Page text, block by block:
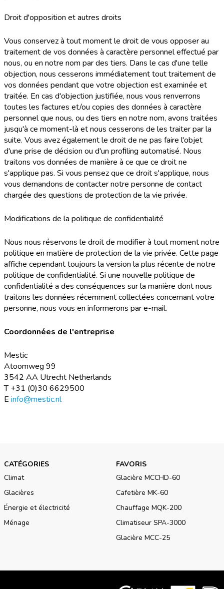
Droit d'opposition et autres droits
Vous conservez à tout moment le droit de vous opposer au
traitement de vos données à caractère personnel effectué par
nous, ou en notre nom par des tiers. Dans le cas d'une telle
objection, nous cesserons immédiatement tout traitement de
vos données pendant que votre objection est examinée et
traitée. En cas d'objection justifiée, nous vous renverrons
toutes les factures et/ou copies des données à caractère
personnel que nous, ou des tiers en notre nom, avons traitées
jusqu'à ce moment-là et nous cesserons de les traiter par la
suite. Vous avez également le droit de ne pas faire l'objet
d'une prise de décision ou d'un proﬁling automatisé. Nous
traitons vos données de manière à ce que ce droit ne
s'applique pas. Si vous pensez que ce droit s'applique, nous
vous demandons de contacter notre personne de contact
chargée des questions de protection de la vie privée.
Modifications de la politique de confidentialité
Nous nous réservons le droit de modifier à tout moment notre
politique en matière de protection de la vie privée. Cette page
affiche cependant toujours la version la plus récente de notre
politique de confidentialité. Si une nouvelle politique de
confidentialité a des conséquences sur la manière dont nous
traitons les données récemment collectées concernant votre
personne, nous vous en informerons par e-mail.
Coordonnées de l'entreprise
Mestic
Atoomweg 99
3542 AA Utrecht Netherlands
T +31 (0)30 6629500
E info@mestic.nl
CATÉGORIES
Climat
Glacières
Énergie et électricité
Ménage
FAVORIS
Glacière MCCHD-60
Cafetière MK-60
Chauffage MQK-200
Climatiseur SPA-3000
Glacière MCC-25